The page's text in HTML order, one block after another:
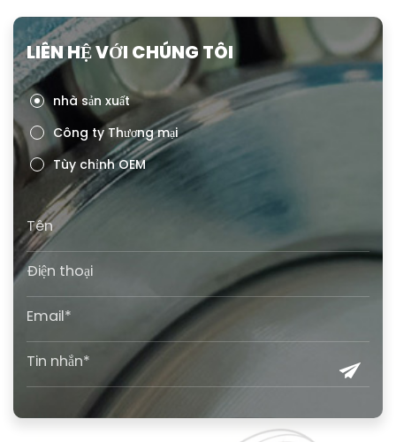
LIÊN HỆ VỚI CHÚNG TÔI
nhà sản xuất
Công ty Thương mại
Tùy chỉnh OEM